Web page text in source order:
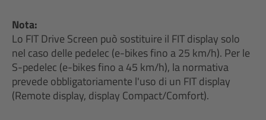
Nota:
Lo FIT Drive Screen può sostituire il FIT display solo
nel caso delle pedelec (e-bikes fino a 25 km/h). Per le
S-pedelec (e-bikes fino a 45 km/h), la normativa
prevede obbligatoriamente l'uso di un FIT display
(Remote display, display Compact/Comfort).